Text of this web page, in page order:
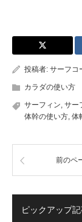
投稿者: サーフコ
カラダの使い方
サーフィン サー
体幹の使い方 体
前のペ
ピックアップ